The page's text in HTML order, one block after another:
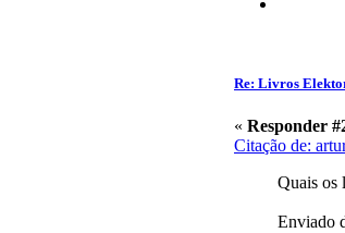
Re: Livros
« Responder
Citação de:
Quais os
Enviado